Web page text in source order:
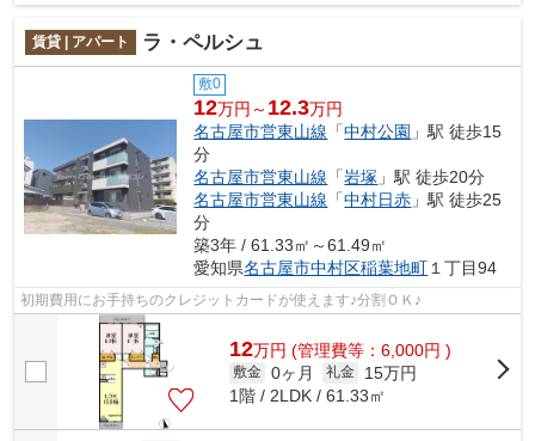
賃貸 | アパート ラ・ペルシュ
敷0
12万円～ 12.3万円
名古屋市営東山線 「中村公園 」駅 徒歩15
分
名古屋市営東山線 「岩塚 」駅 徒歩20分
名古屋市営東山線 「中村日赤 」駅 徒歩25
分
築3年 / 61.33㎡～61.49㎡
愛知県名古屋市中村区稲葉地町１丁目94
初期費用にお手持ちのクレジットカードが使えます♪分割ＯＫ♪
12万円 (管理費等：6,000円 )
敷金 0ヶ月 礼金
15万円
1階 / 2LDK / 61.33㎡